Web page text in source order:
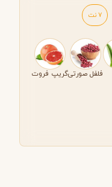
7 نت
فلفل صورتیگریپ فروت